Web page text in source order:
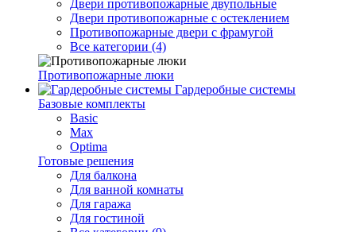
Двери противопожарные двупольные
Двери противопожарные с остеклением
Противопожарные двери с фрамугой
Все категории (4)
Противопожарные люки
Гардеробные системы
Базовые комплекты
Basic
Max
Optima
Готовые решения
Для балкона
Для ванной комнаты
Для гаража
Для гостиной